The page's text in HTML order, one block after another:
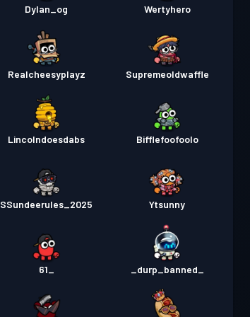
20
Dylan_og Wertyhero
Realcheesyplayz Supremeoldwaffle
Lincolndoesdabs Bifflefoofoolo
SSundeerules_2025 Ytsunny
61_ _durp_banned_